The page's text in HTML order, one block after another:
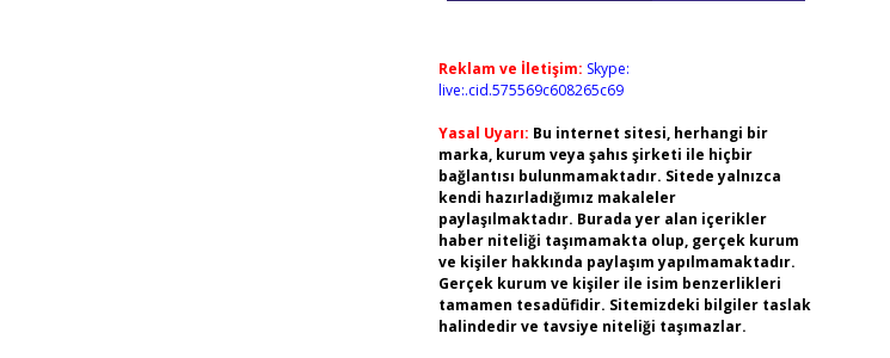
Reklam ve İletişim: Skype:
live:.cid.575569c608265c69
Yasal Uyarı: Bu internet sitesi, herhangi bir
marka, kurum veya şahıs şirketi ile hiçbir
bağlantısı bulunmamaktadır. Sitede yalnızca
kendi hazırladığımız makaleler
paylaşılmaktadır. Burada yer alan içerikler
haber niteliği taşımamakta olup, gerçek kurum
ve kişiler hakkında paylaşım yapılmamaktadır.
Gerçek kurum ve kişiler ile isim benzerlikleri
tamamen tesadüfidir. Sitemizdeki bilgiler taslak
halindedir ve tavsiye niteliği taşımazlar.